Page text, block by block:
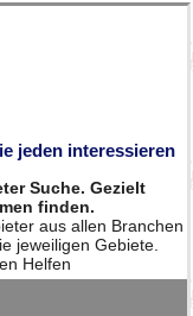
jeden interessieren
Suche. Gezielt
finden.
aus allen Branchen
jeweiligen Gebiete.
Helfen